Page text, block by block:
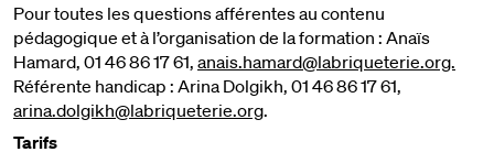
Pour toutes les questions afférentes au contenu
pédagogique et à l’organisation de la formation : Anaïs
Hamard, 01 46 86 17 61, anais.hamard@labriqueterie.org.
Référente handicap : Arina Dolgikh, 01 46 86 17 61,
arina.dolgikh@labriqueterie.org.
Tarifs